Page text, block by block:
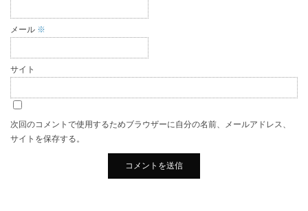
メール ※
サイト
次回のコメントで使用するためブラウザーに自分の名前、メールアドレス、
サイトを保存する。